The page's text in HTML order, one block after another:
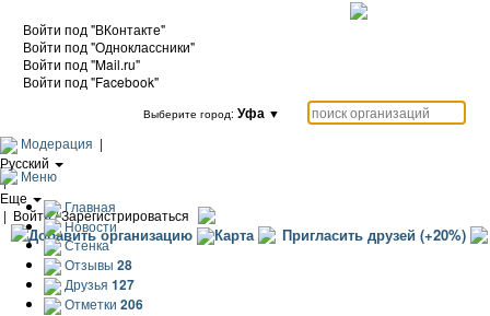
Войти под "ВКонтакте"
Войти под "Одноклассники"
Войти под "Mail.ru"
Войти под "Facebook"
Выберите город: Уфа ▼
Модерация |
Русский
|
Еще
| Войти / Зарегистрироваться
Добавить организацию Карта Пригласить друзей (+20%)
Меню
Главная
Новости
Стенка
Отзывы 28
Друзья 127
Отметки 206